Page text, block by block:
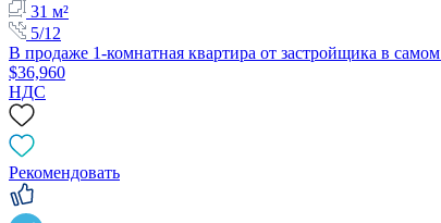
31 м²
5/12
В продаже 1-комнатная квартира от застройщика в
$36,960
НДС
Рекомендовать